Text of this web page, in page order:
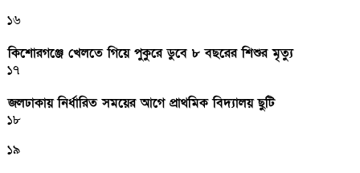
১৬
কিশোরগঞ্জে খেলতে গিয়ে পুকুরে ডুবে ৮ বছরের শিশুর মৃত্যু
১৭
জলঢাকায় নির্ধারিত সময়ের আগে প্রাথমিক বিদ্যালয় ছুটি
১৮
১৯